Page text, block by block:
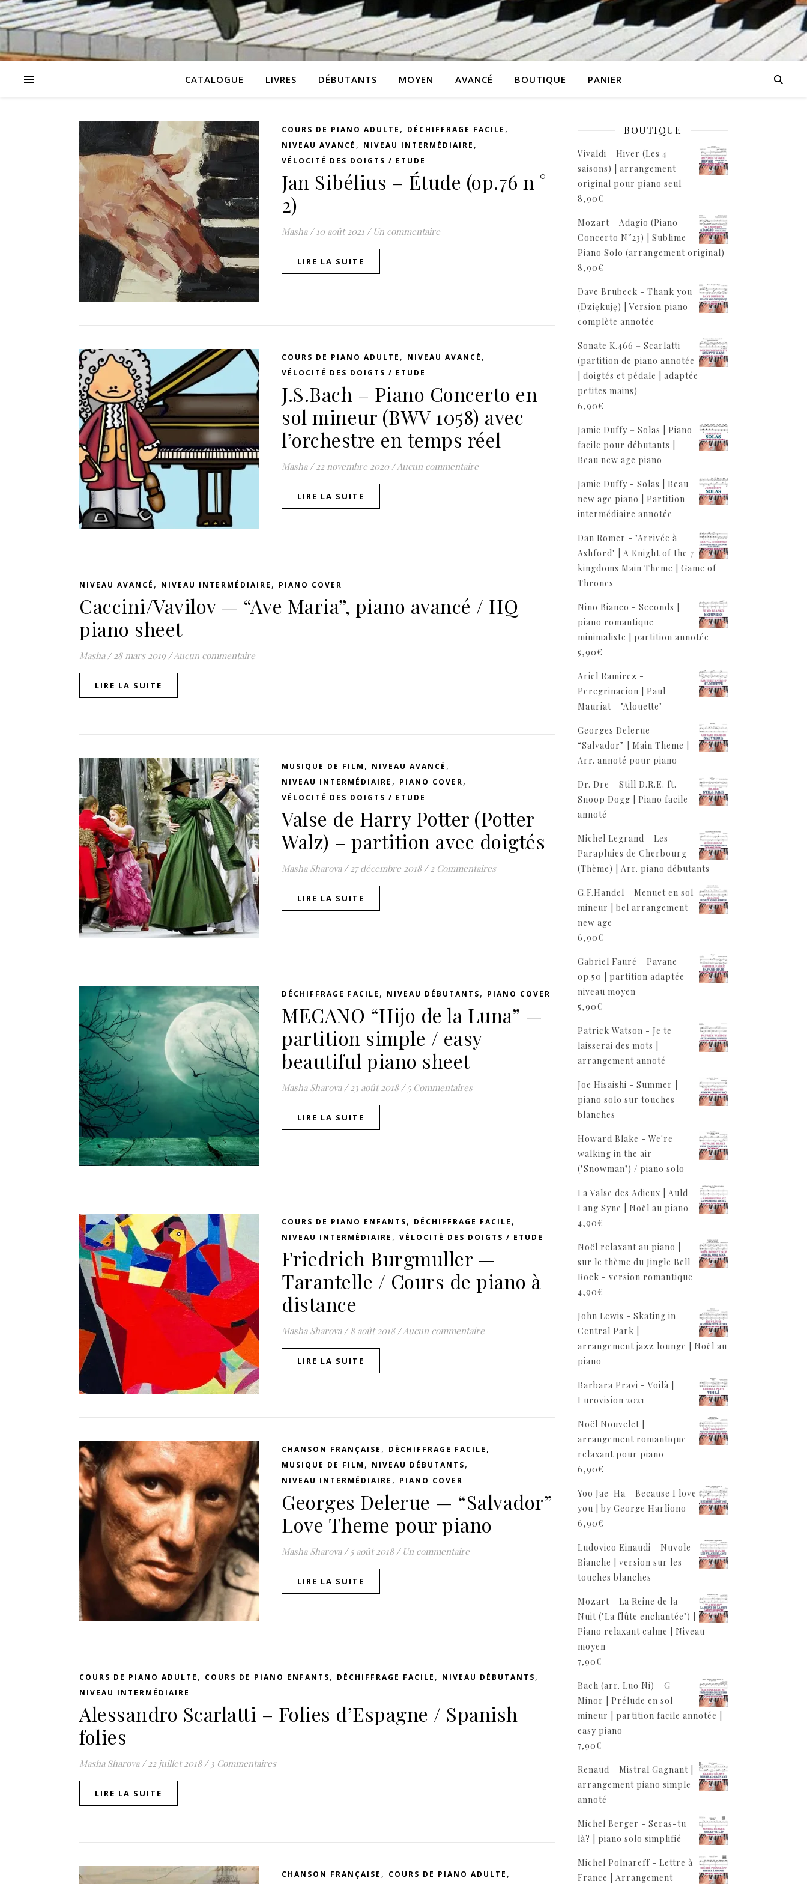
CATALOGUE LIVRES DÉBUTANTS MOYEN AVANCÉ BOUTIQUE PANIER
COURS DE PIANO ADULTE , DÉCHIFFRAGE FACILE ,
NIVEAU AVANCÉ , NIVEAU INTERMÉDIAIRE ,
VÉLOCITÉ DES DOIGTS / ETUDE
Jan Sibélius – Étude (op.76 n °
2)
Masha / 10 août 2021 / Un commentaire
LIRE LA SUITE
COURS DE PIANO ADULTE , NIVEAU AVANCÉ ,
VÉLOCITÉ DES DOIGTS / ETUDE
J.S.Bach – Piano Concerto en
sol mineur (BWV 1058) avec
l’orchestre en temps réel
Masha / 22 novembre 2020 /Aucun commentaire
LIRE LA SUITE
NIVEAU AVANCÉ , NIVEAU INTERMÉDIAIRE , PIANO COVER
Caccini/Vavilov — “Ave Maria”, piano avancé / HQ
piano sheet
Masha / 28 mars 2019 /Aucun commentaire
LIRE LA SUITE
MUSIQUE DE FILM , NIVEAU AVANCÉ ,
NIVEAU INTERMÉDIAIRE , PIANO COVER,
VÉLOCITÉ DES DOIGTS / ETUDE
Valse de Harry Potter (Potter
Walz) – partition avec doigtés
Masha Sharova / 27 décembre 2018 / 2 Commentaires
LIRE LA SUITE
DÉCHIFFRAGE FACILE , NIVEAU DÉBUTANTS, PIANO COVER
MECANO “Hijo de la Luna” —
partition simple / easy
beautiful piano sheet
Masha Sharova / 23 août 2018 / 5 Commentaires
LIRE LA SUITE
COURS DE PIANO ENFANTS, DÉCHIFFRAGE FACILE ,
NIVEAU INTERMÉDIAIRE , VÉLOCITÉ DES DOIGTS / ETUDE
Friedrich Burgmuller —
Tarantelle / Cours de piano à
distance
Masha Sharova / 8 août 2018 /Aucun commentaire
LIRE LA SUITE
CHANSON FRANÇAISE , DÉCHIFFRAGE FACILE ,
MUSIQUE DE FILM , NIVEAU DÉBUTANTS,
NIVEAU INTERMÉDIAIRE , PIANO COVER
Georges Delerue — “Salvador”
Love Theme pour piano
Masha Sharova / 5 août 2018 / Un commentaire
LIRE LA SUITE
COURS DE PIANO ADULTE , COURS DE PIANO ENFANTS, DÉCHIFFRAGE FACILE , NIVEAU DÉBUTANTS,
NIVEAU INTERMÉDIAIRE
Alessandro Scarlatti – Folies d’Espagne / Spanish
folies
Masha Sharova / 22 juillet 2018 / 3 Commentaires
LIRE LA SUITE
CHANSON FRANÇAISE , COURS DE PIANO ADULTE ,
BOUTIQUE
Vivaldi - Hiver (Les 4
saisons) | arrangement
original pour piano seul
8,90€
Mozart - Adagio (Piano
Concerto N°23) | Sublime
Piano Solo (arrangement original)
8,90€
Dave Brubeck - Thank you
(Dziękuję) | Version piano
complète annotée
Sonate K.466 – Scarlatti
(partition de piano annotée
| doigtés et pédale | adaptée
petites mains)
6,90€
Jamie Duffy – Solas | Piano
facile pour débutants |
Beau new age piano
Jamie Duffy - Solas | Beau
new age piano | Partition
intermédiaire annotée
Dan Romer - "Arrivée à
Ashford" | A Knight of the 7
kingdoms Main Theme | Game of
Thrones
Nino Bianco - Seconds |
piano romantique
minimaliste | partition annotée
5,90€
Ariel Ramirez -
Peregrinacion | Paul
Mauriat - "Alouette"
Georges Delerue —
“Salvador” | Main Theme |
Arr. annoté pour piano
Dr. Dre - Still D.R.E. ft.
Snoop Dogg | Piano facile
annoté
Michel Legrand - Les
Parapluies de Cherbourg
(Thème) | Arr. piano débutants
G.F.Handel - Menuet en sol
mineur | bel arrangement
new age
6,90€
Gabriel Fauré - Pavane
op.50 | partition adaptée
niveau moyen
5,90€
Patrick Watson - Je te
laisserai des mots |
arrangement annoté
Joe Hisaishi - Summer |
piano solo sur touches
blanches
Howard Blake - We're
walking in the air
("Snowman") / piano solo
La Valse des Adieux | Auld
Lang Syne | Noël au piano
4,90€
Noël relaxant au piano |
sur le thème du Jingle Bell
Rock - version romantique
4,90€
John Lewis - Skating in
Central Park |
arrangement jazz lounge | Noël au
piano
Barbara Pravi - Voilà |
Eurovision 2021
Noël Nouvelet |
arrangement romantique
relaxant pour piano
6,90€
Yoo Jae-Ha - Because I love
you | by George Harliono
6,90€
Ludovico Einaudi - Nuvole
Bianche | version sur les
touches blanches
Mozart - La Reine de la
Nuit ("La flûte enchantée") |
Piano relaxant calme | Niveau
moyen
7,90€
Bach (arr. Luo Ni) - G
Minor | Prélude en sol
mineur | partition facile annotée |
easy piano
7,90€
Renaud - Mistral Gagnant |
arrangement piano simple
annoté
Michel Berger - Seras-tu
là? | piano solo simplifié
Michel Polnareff - Lettre à
France | Arrangement